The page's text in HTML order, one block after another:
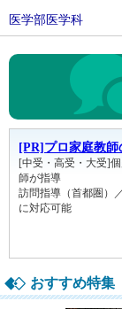
医学部医学科
おすすめ特集